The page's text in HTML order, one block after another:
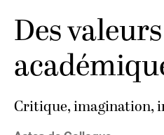
Des
Critique, imagination,